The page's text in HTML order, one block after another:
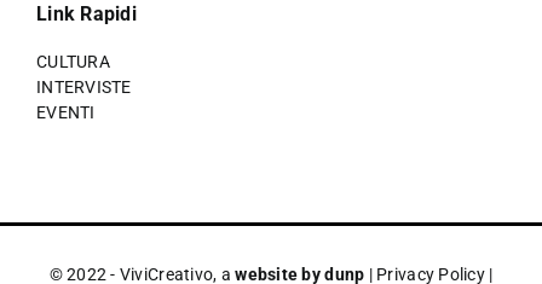
Link Rapidi
CULTURA
INTERVISTE
EVENTI
© 2022 - ViviCreativo, awebsite by dunp | Privacy Policy|